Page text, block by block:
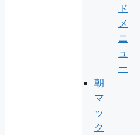
ド
メ
ニ
ュ
ー
朝
マ
ッ
ク